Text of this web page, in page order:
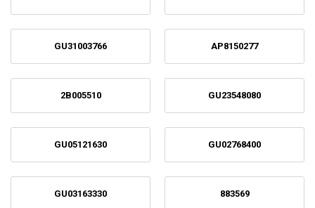
GU31003766 AP8150277
2B005510 GU23548080
GU05121630 GU02768400
GU03163330 883569